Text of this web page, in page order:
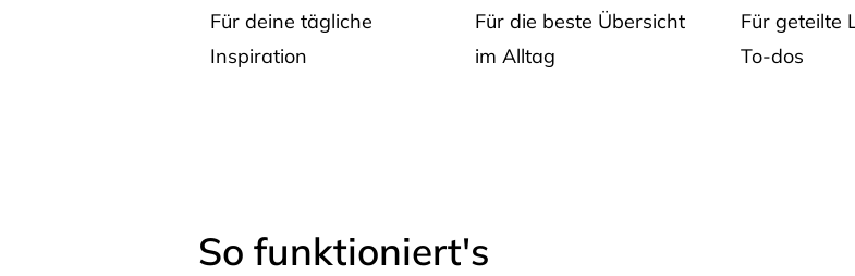
Für deine tägliche
Inspiration
Für die beste Übersicht
im Alltag
Für geteilte
To-dos
So funktioniert's